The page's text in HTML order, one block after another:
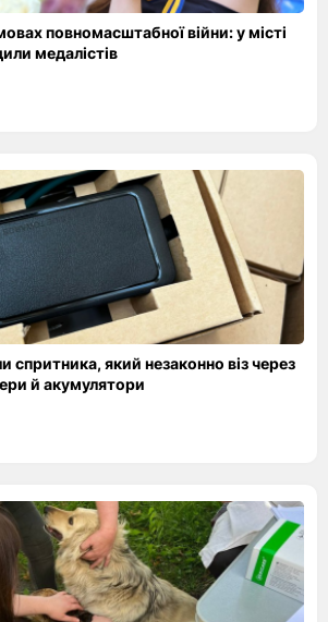
повномасштабної війни: у місті
медалістів
спритника, який незаконно віз через
й акумулятори